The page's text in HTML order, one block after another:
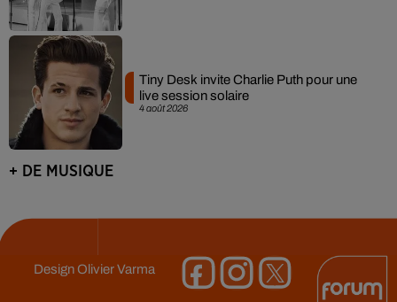
4 août 2026
Tiny Desk invite Charlie Puth pour une
live session solaire
+ DE MUSIQUE
DesignOlivier Varma